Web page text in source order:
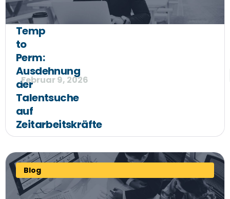
Temp
to
Perm:
Ausdehnung
der
Talentsuche
auf
Zeitarbeitskräfte
Februar 9, 2026
Blog